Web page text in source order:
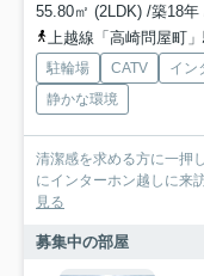
55.80㎡ (2LDK) /築18年
上越線「高崎問屋町
駐輪場 CATV イン
静かな環境
清潔感を求める方に一押
にインターホン越しに来
見る
募集中の部屋